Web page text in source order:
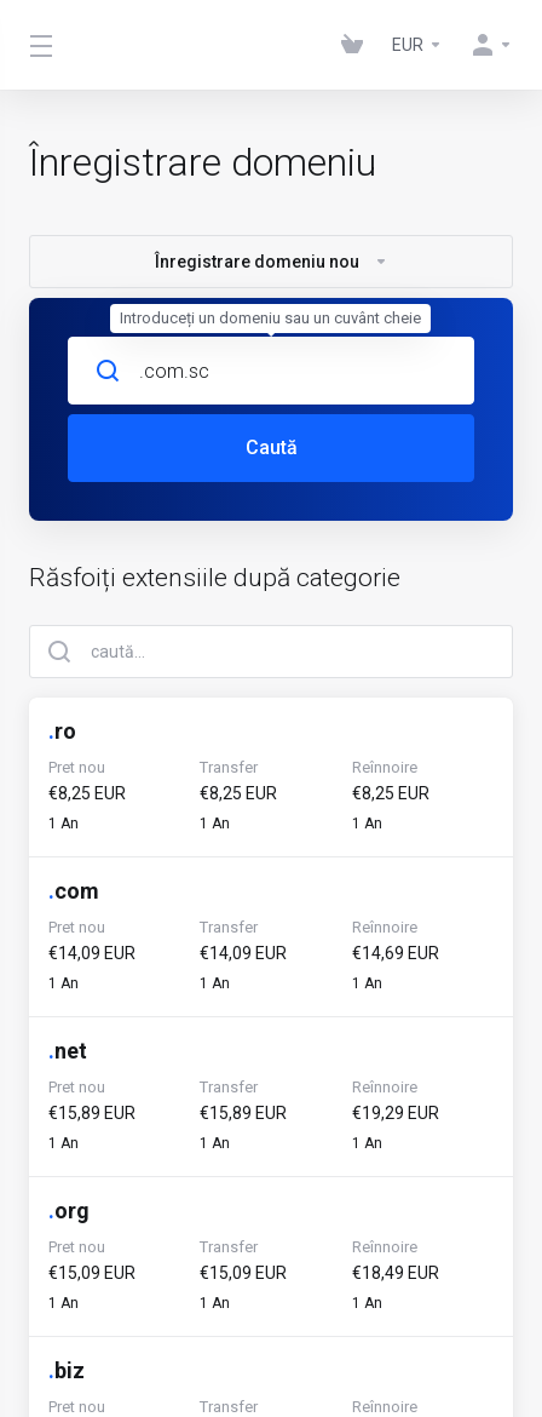
EUR
Înregistrare domeniu
Înregistrare domeniu nou
Caută
Răsfoiți extensiile după categorie
.ro
Pret nou
€8,25 EUR
1 An
Transfer
€8,25 EUR
1 An
Reînnoire
€8,25 EUR
1 An
.com
Pret nou
€14,09 EUR
1 An
Transfer
€14,09 EUR
1 An
Reînnoire
€14,69 EUR
1 An
.net
Pret nou
€15,89 EUR
1 An
Transfer
€15,89 EUR
1 An
Reînnoire
€19,29 EUR
1 An
.org
Pret nou
€15,09 EUR
1 An
Transfer
€15,09 EUR
1 An
Reînnoire
€18,49 EUR
1 An
.biz
Pret nou Transfer Reînnoire
Introduceți un domeniu sau un cuvânt cheie